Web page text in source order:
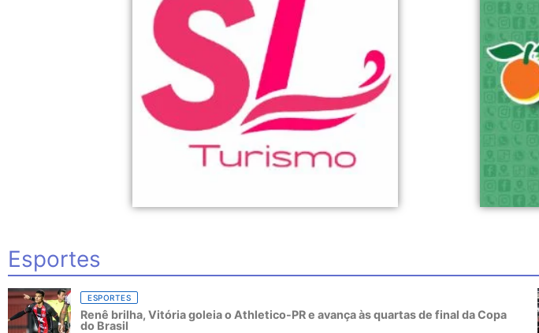
Esportes
ESPORTES
Renê brilha, Vitória goleia o Athletico-PR e avança às quartas de final da Copa
do Brasil